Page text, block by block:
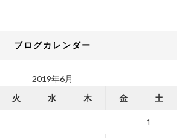
ブログカレンダー
2019年6月
火 水 木 金 土
1